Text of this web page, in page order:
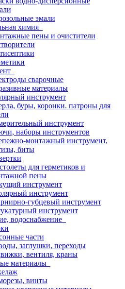
эмали
химия
пены и очистители
сварочные
материалы
инструмент
буры, коронки. патроны для
инструмент
наборы инструментов
монтажный инструмент,
биты
для герметиков и
пены
инструмент
инструмент
губцевый инструмент
инструмент
водоснабжение
части
заглушки, переходы
вентиля, краны
материалы
винты